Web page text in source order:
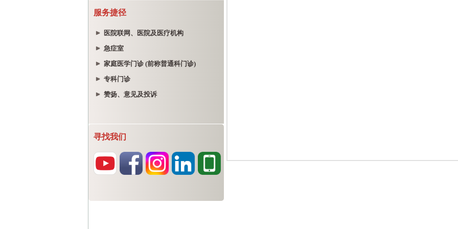
服务捷径
医院联网、医院及医疗机构
急症室
家庭医学门诊 (前称普通科门诊)
专科门诊
赞扬、意见及投诉
寻找我们